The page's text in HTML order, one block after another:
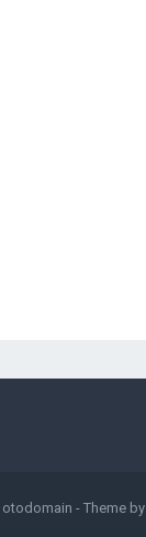
otodomain - Theme by